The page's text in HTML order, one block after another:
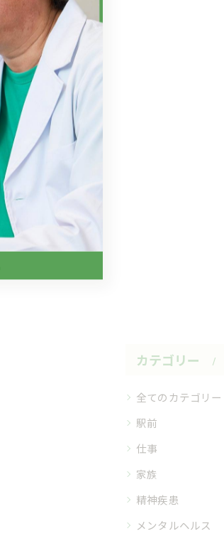
カテゴリー
全てのカテゴリー
駅前
仕事
家族
精神疾患
メンタルヘルス